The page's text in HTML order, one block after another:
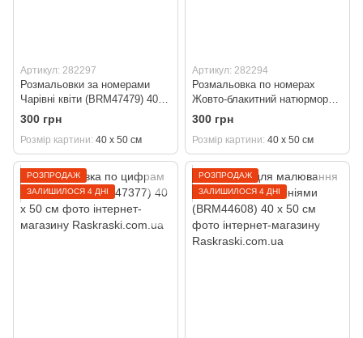
Артикул: 282297
Розмальовки за номерами
Чарівні квіти (BRM47479) 40 х
50 см
300 грн
Розмір картини 40 х 50 см
Артикул: 282294
Розмальовка по номерах
Жовто-блакитний натюрморт
(BRM47469) 40 х 50 см
300 грн
Розмір картини 40 х 50 см
РОЗПРОДАЖ
ЗАЛИШИЛОСЯ 4 ДНІ
РОЗПРОДАЖ
ЗАЛИШИЛОСЯ 4 ДНІ